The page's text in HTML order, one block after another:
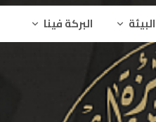
البيئة البركة فينا